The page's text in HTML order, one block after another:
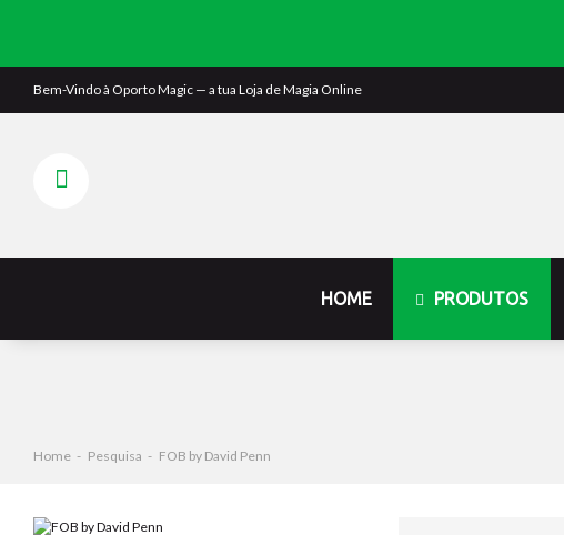
Bem-Vindo à Oporto Magic — a tua Loja de Magia Online
HOME PRODUTOS
Home Pesquisa FOB by David Penn